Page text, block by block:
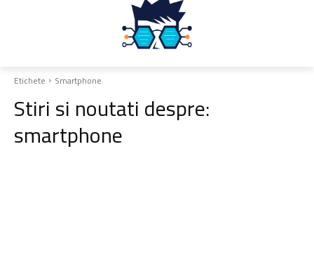
Etichete Smartphone
Stiri si noutati despre:
smartphone